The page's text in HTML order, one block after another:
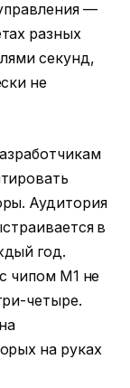
—
разных
секунд,
не
Аудитория
в
год.
чипом M1 не
четыре.
на руках